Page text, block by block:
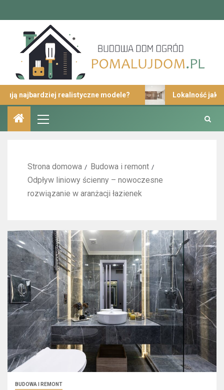
realistyczne modele? Lokalność jako istotny
Strona domowa
Budowa i remont
Odpływ liniowy ścienny – nowoczesne
rozwiązanie w aranżacji łazienek
BUDOWA I REMONT